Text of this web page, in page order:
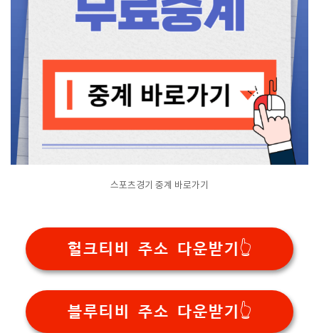
스포츠경기 중계 바로가기
헐크티비 주소 다운받기👆
블루티비 주소 다운받기👆